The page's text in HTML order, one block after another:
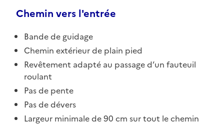
Chemin vers l'entrée
Bande de guidage
Chemin extérieur de plain pied
Revêtement adapté au passage d’un fauteuil
roulant
Pas de pente
Pas de dévers
Largeur minimale de 90 cm sur tout le chemin